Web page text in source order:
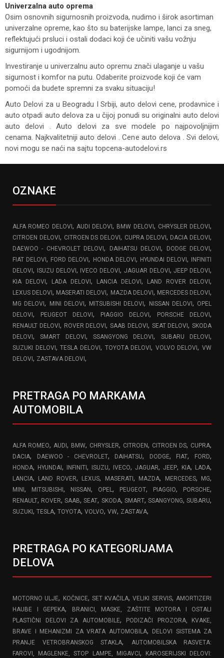
Univerzalna auto oprema
Osim osnovnih sigurnosnih proizvoda, nudimo i širok asortiman
univerzalne opreme, kao što su baterijske lampe, lanci za sneg,
reflektujući prsluci i ostali dodaci koji će učiniti vašu vožnju
sigurnijom i ugodnijom.
Investiranje u univerzalnu auto opremu znači ulaganje u vašu
sigurnost i komfor na putu. Odaberite proizvode koji će vam
pomoći da budete spremni za svaku situaciju!
Auto Delovi za u Beogradu I Srbiji, auto delovi cene, prodavnice i
auto otpadi auto delova za u čijoj ponudi su originalni auto delovi
auto delovi . Auto delovi za sve modele po najpovoljnijim
cenama. Najkvalitetniji auto delovi . Cene auto delova . Svi delovi,
novi mogu se naći na sajtu topcena-autodelovi.rs
OZNAKE
ALFA ROMEO DELOVI, AUDI DELOVI, BMW DELOVI, CHRYSLER DELOVI,
CITROEN DELOVI, CITROEN DS DELOVI, CUPRA DELOVI, DACIA DELOVI,
DAEWOO - CHEVROLET DELOVI, DAIHATSU DELOVI, DODGE DELOVI,
FIAT DELOVI, FORD DELOVI, HONDA DELOVI, HYUNDAI DELOVI, INFINITI
DELOVI, ISUZU DELOVI, IVECO DELOVI, JAGUAR DELOVI,JEEP DELOVI,
KIA DELOVI, LADA DELOVI, LANCIA DELOVI, LAND ROVER DELOVI,
LEXUS DELOVI, MASERATI DELOVI, MAZDA DELOVI, MERCEDES DELOVI,
MG DELOVI, MINI DELOVI, MITSUBISHI DELOVI, NISSAN DELOVI, OPEL
DELOVI, PEUGEOT DELOVI, PIAGGIO DELOVI, PORSCHE DELOVI,
RENAULT DELOVI, ROVER DELOVI, SAAB DELOVI, SEAT DELOVI, SKODA
DELOVI,SMART DELOVI,SSANGYONG DELOVI, SUBARU DELOVI,
SUZUKI DELOVI,TESLA DELOVI, TOYOTA DELOVI, VOLVO DELOVI, VW
DELOVI, ZASTAVA DELOVI,
PRETRAGA PO MARKAMA
AUTOMOBILA
ALFA ROMEO, AUDI, BMW, CHRYSLER, CITROEN, CITROEN DS, CUPRA,
DACIA, DAEWOO - CHEVROLET, DAIHATSU, DODGE, FIAT, FORD,
HONDA, HYUNDAI, INFINITI, ISUZU, IVECO, JAGUAR, JEEP, KIA, LADA,
LANCIA, LAND ROVER, LEXUS, MASERATI, MAZDA, MERCEDES, MG,
MINI, MITSUBISHI, NISSAN, OPEL , PEUGEOT, PIAGGIO, PORSCHE,
RENAULT, ROVER,SAAB,SEAT, SKODA, SMART, SSANGYONG,SUBARU,
SUZUKI, TESLA, TOYOTA, VOLVO, VW, ZASTAVA,
PRETRAGA PO KATEGORIJAMA
DELOVA
MOTORNO ULJE, KOČNICE, SET KVAČILA,VELIKI SERVIS, AMORTIZERI
HAUBE I GEPEKA,
BRANICI, MASKE, ZAŠTITE MOTORA I OSTALI
PLASTIČNI DELOVI ZA AUTOMOBILE,
PODIZAČI PROZORA, KVAKE,
BRAVE I MEHANIZMI ZA VRATA AUTOMOBILA,
DELOVI SISTEMA ZA
PRANJE VETROBRANSKOG STAKLA,
AUTOMOBILSKA RASVETA:
FAROVI, MAGLENKE, STOP LAMPE, MIGAVCI,
KAROSERIJSKI DELOVI: